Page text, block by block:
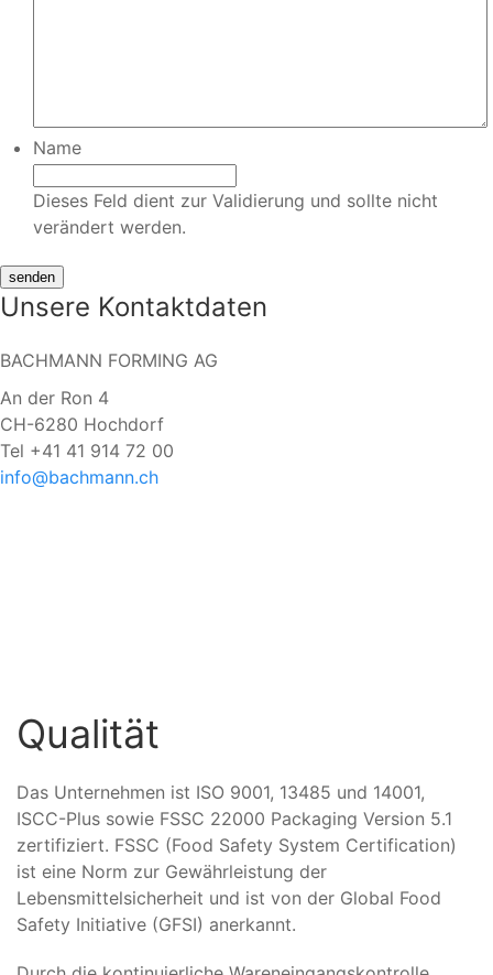
Name
Dieses Feld dient zur Validierung und sollte nicht
verändert werden.
Unsere Kontaktdaten
BACHMANN FORMING AG
An der Ron 4
CH-6280 Hochdorf
Tel +41 41 914 72 00
info@bachmann.ch
Qualität
Das Unternehmen ist ISO 9001, 13485 und 14001,
ISCC-Plus sowie FSSC 22000 Packaging Version 5.1
zertifiziert. FSSC (Food Safety System Certification)
ist eine Norm zur Gewährleistung der
Lebensmittelsicherheit und ist von der Global Food
Safety Initiative (GFSI) anerkannt.